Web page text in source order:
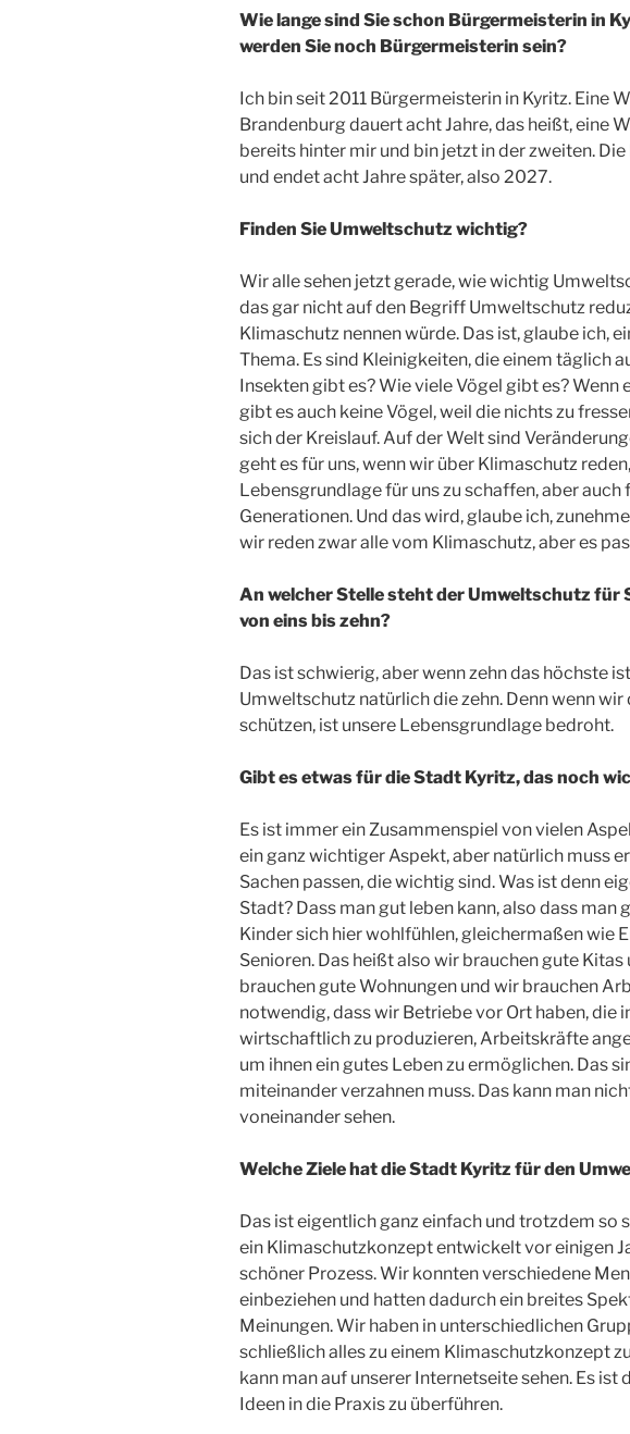
Wie lange sind Sie schon Bürgermeisterin in
werden Sie noch Bürgermeisterin sein?
Ich bin seit 2011 Bürgermeisterin in Kyritz. Eine
Brandenburg dauert acht Jahre, das heißt, eine
bereits hinter mir und bin jetzt in der zweiten.
und endet acht Jahre später, also 2027.
Finden Sie Umweltschutz wichtig?
Wir alle sehen jetzt gerade, wie wichtig
das gar nicht auf den Begriff Umweltschutz
Klimaschutz nennen würde. Das ist, glaube ich,
Thema. Es sind Kleinigkeiten, die einem täglich
Insekten gibt es? Wie viele Vögel gibt es? Wenn
gibt es auch keine Vögel, weil die nichts zu
sich der Kreislauf. Auf der Welt sind
geht es für uns, wenn wir über Klimaschutz
Lebensgrundlage für uns zu schaffen, aber
Generationen. Und das wird, glaube ich,
wir reden zwar alle vom Klimaschutz, aber es
An welcher Stelle steht der Umweltschutz für
von eins bis zehn?
Das ist schwierig, aber wenn zehn das höchste
Umweltschutz natürlich die zehn. Denn wenn
schützen, ist unsere Lebensgrundlage bedroht.
Gibt es etwas für die Stadt Kyritz, das noch
Es ist immer ein Zusammenspiel von vielen
ein ganz wichtiger Aspekt, aber natürlich muss
Sachen passen, die wichtig sind. Was ist denn
Stadt? Dass man gut leben kann, also dass man
Kinder sich hier wohlfühlen, gleichermaßen wie
Senioren. Das heißt also wir brauchen gute Kitas
brauchen gute Wohnungen und wir brauchen
notwendig, dass wir Betriebe vor Ort haben, die
wirtschaftlich zu produzieren, Arbeitskräfte
um ihnen ein gutes Leben zu ermöglichen. Das
miteinander verzahnen muss. Das kann man
voneinander sehen.
Welche Ziele hat die Stadt Kyritz für den
Das ist eigentlich ganz einfach und trotzdem so
ein Klimaschutzkonzept entwickelt vor einigen
schöner Prozess. Wir konnten verschiedene
einbeziehen und hatten dadurch ein breites
Meinungen. Wir haben in unterschiedlichen
schließlich alles zu einem Klimaschutzkonzept
kann man auf unserer Internetseite sehen. Es ist
Ideen in die Praxis zu überführen.